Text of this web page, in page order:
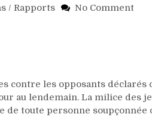
/ Rapports No Commenton
les opposants déclarés
au lendemain. La milice des
toute personne soupçonnée